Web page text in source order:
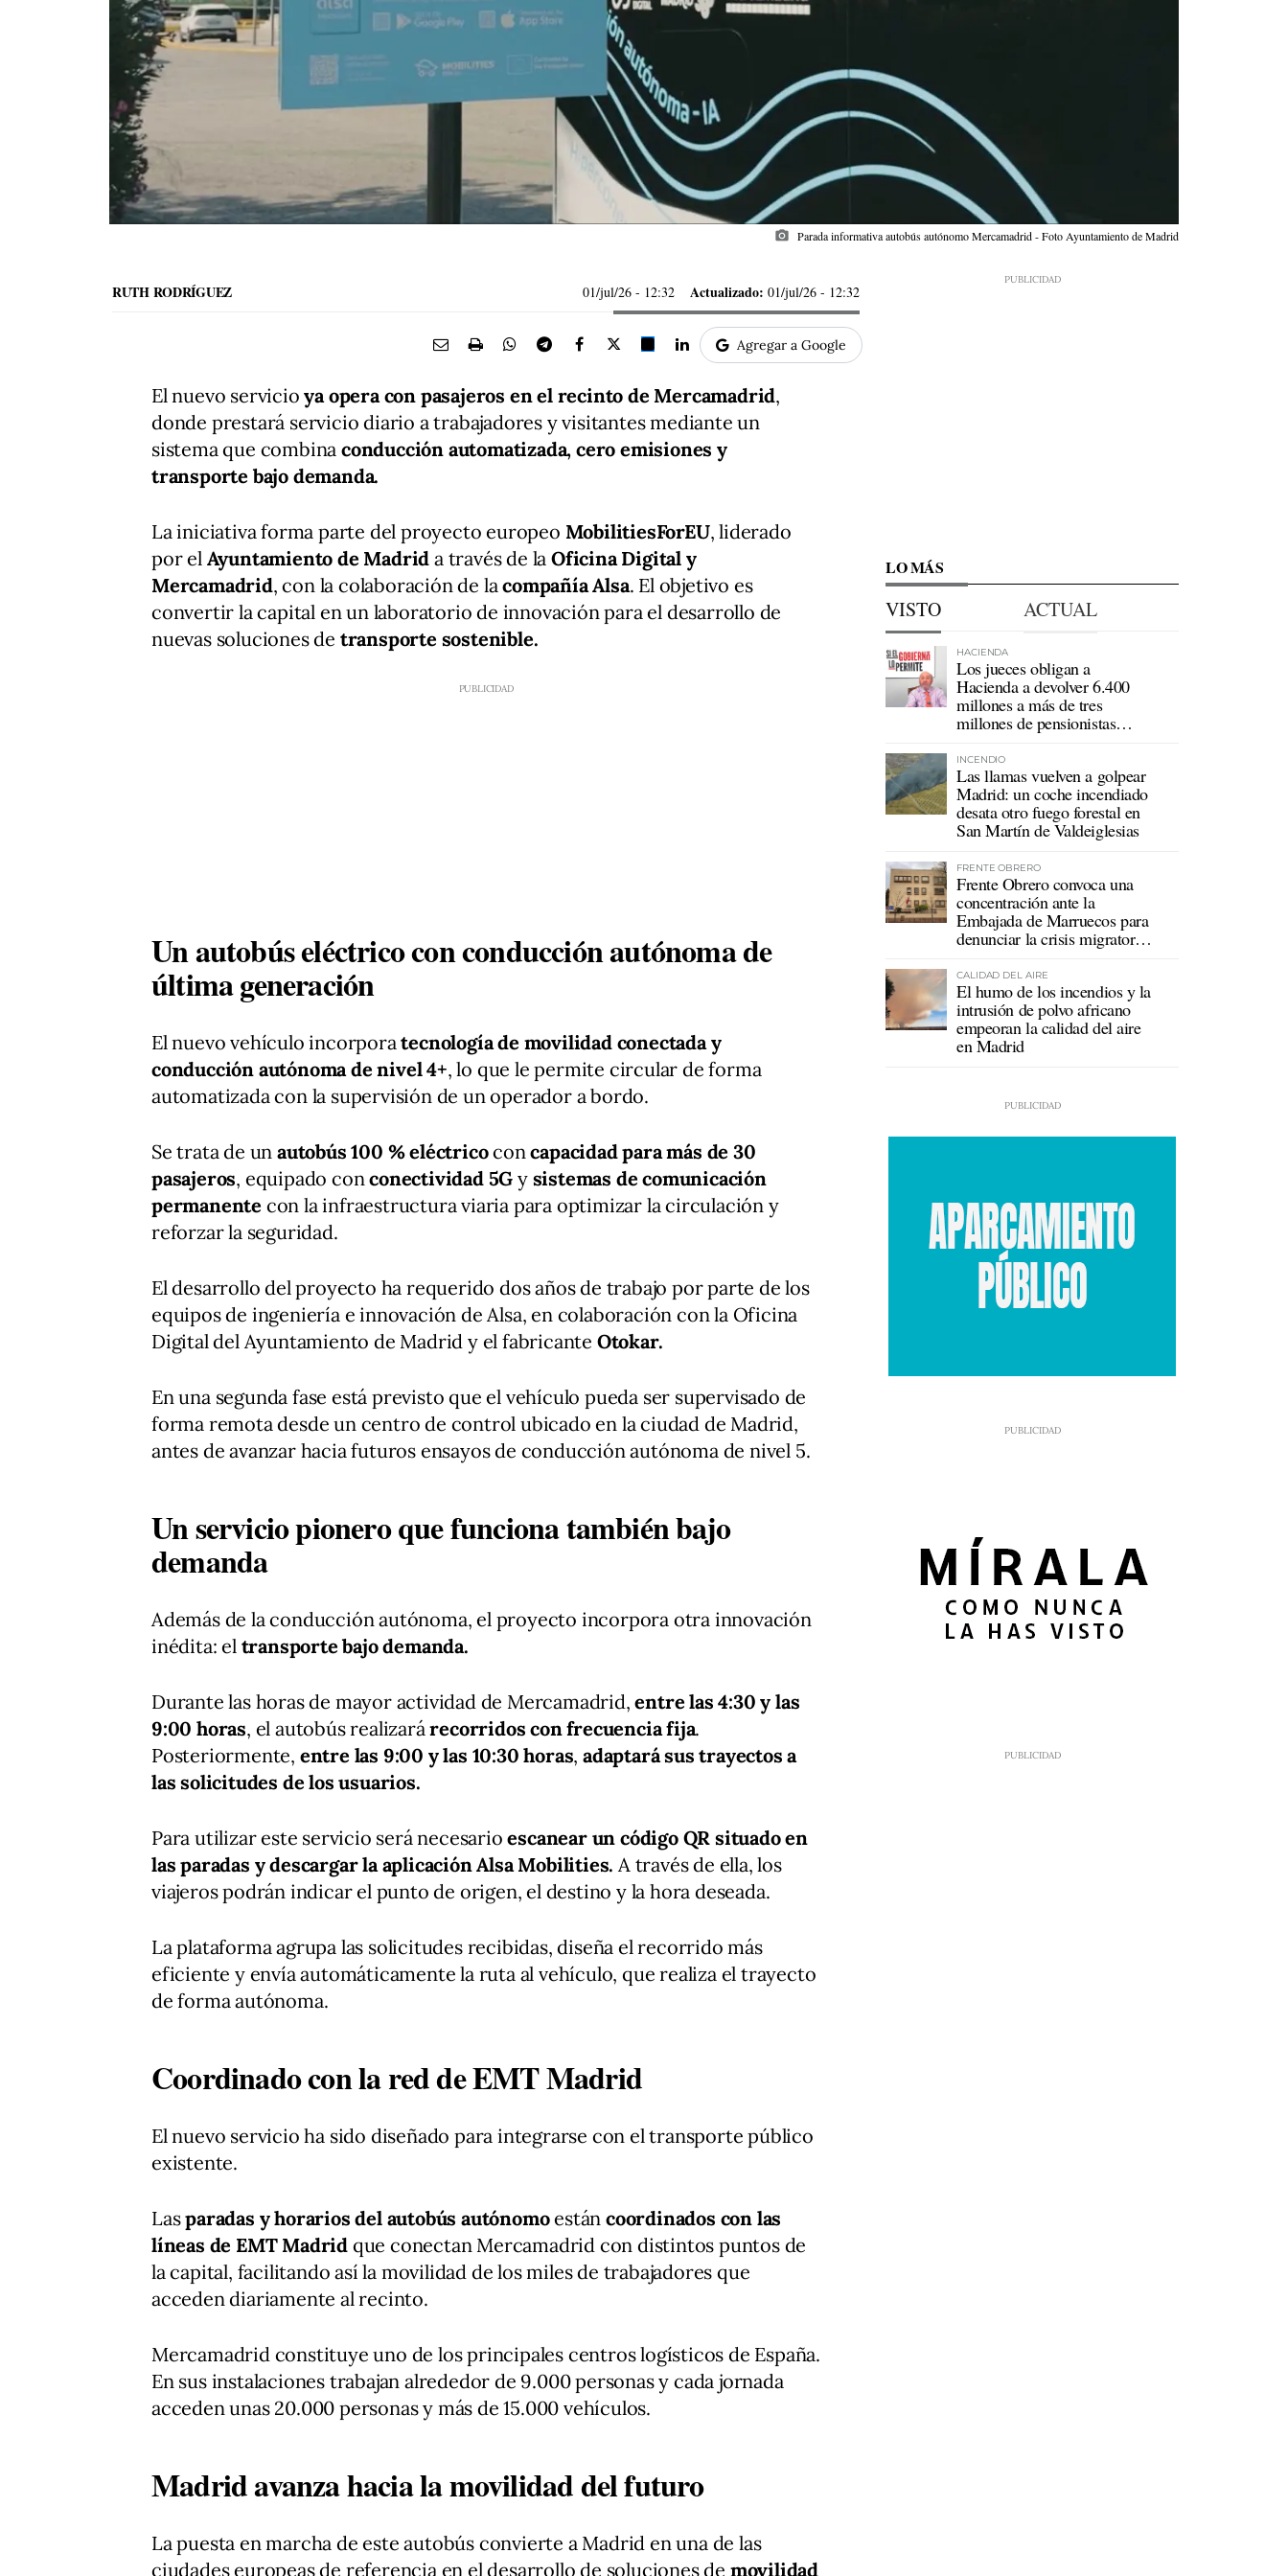
photo_camera Parada informativa autobús autónomo Mercamadrid - Foto Ayuntamiento de Madrid
RUTH RODRÍGUEZ 01/jul/26 - 12:32 Actualizado: 01/jul/26 - 12:32
Agregar a Google
El nuevo servicioya opera con pasajeros en el recinto de Mercamadrid,
donde prestará servicio diario a trabajadores y visitantes mediante un
sistema que combinaconducción automatizada, cero emisiones y
transporte bajo demanda.
La iniciativa forma parte del proyecto europeo MobilitiesForEU, liderado
por el Ayuntamiento de Madrid a través de laOficina Digital y
Mercamadrid, con la colaboración de lacompañía Alsa. El objetivo es
convertir la capital en un laboratorio de innovación para el desarrollo de
nuevas soluciones de transporte sostenible.
Un autobús eléctrico con conducción autónoma de
última generación
El nuevo vehículo incorpora tecnología de movilidad conectada y
conducción autónoma de nivel 4+, lo que le permite circular de forma
automatizada con la supervisión de un operador a bordo.
Se trata de un autobús 100 % eléctricoconcapacidad para más de 30
pasajeros, equipado conconectividad 5G y sistemas de comunicación
permanente con la infraestructura viaria para optimizar la circulación y
reforzar la seguridad.
El desarrollo del proyecto ha requerido dos años de trabajo por parte de los
equipos de ingeniería e innovación de Alsa, en colaboración con la Oficina
Digital del Ayuntamiento de Madrid y el fabricante Otokar.
En una segunda fase está previsto que el vehículo pueda ser supervisado de
forma remota desde un centro de control ubicado en la ciudad de Madrid,
antes de avanzar hacia futuros ensayos de conducción autónoma de nivel 5.
Un servicio pionero que funciona también bajo
demanda
Además de la conducción autónoma, el proyecto incorpora otra innovación
inédita: el transporte bajo demanda.
Durante las horas de mayor actividad de Mercamadrid,entre las 4:30 y las
9:00 horas, el autobús realizarárecorridos con frecuencia fija.
Posteriormente, entre las 9:00 y las 10:30 horas,adaptará sus trayectos a
las solicitudes de los usuarios.
Para utilizar este servicio será necesario escanear un código QR situado en
las paradas y descargar la aplicación Alsa Mobilities. A través de ella, los
viajeros podrán indicar el punto de origen, el destino y la hora deseada.
La plataforma agrupa las solicitudes recibidas, diseña el recorrido más
eficiente y envía automáticamente la ruta al vehículo, que realiza el trayecto
de forma autónoma.
Coordinado con la red de EMT Madrid
El nuevo servicio ha sido diseñado para integrarse con el transporte público
existente.
Lasparadas y horarios del autobús autónomoestáncoordinados con las
líneas de EMT Madrid que conectan Mercamadrid con distintos puntos de
la capital, facilitando así la movilidad de los miles de trabajadores que
acceden diariamente al recinto.
Mercamadrid constituye uno de los principales centros logísticos de España.
En sus instalaciones trabajan alrededor de 9.000 personas y cada jornada
acceden unas 20.000 personas y más de 15.000 vehículos.
Madrid avanza hacia la movilidad del futuro
La puesta en marcha de este autobús convierte a Madrid en una de las
ciudades europeas de referencia en el desarrollo de soluciones de movilidad
LO MÁS
VISTO ACTUAL
HACIENDA
Los jueces obligan a
Hacienda a devolver 6.400
millones a más de tres
millones de pensionistas
INCENDIO
Las llamas vuelven a golpear
Madrid: un coche incendiado
desata otro fuego forestal en
San Martín de Valdeiglesias
FRENTE OBRERO
Frente Obrero convoca una
concentración ante la
Embajada de Marruecos para
denunciar la crisis migratoria
CALIDAD DEL AIRE
El humo de los incendios y la
intrusión de polvo africano
empeoran la calidad del aire
en Madrid